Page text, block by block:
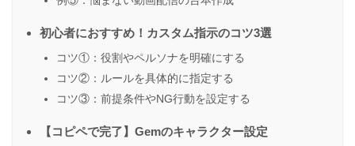
初心者におすすめ！カスタム指示のコツ3選
コツ①：役割やペルソナを明確にする
コツ②：ルールを具体的に指定する
コツ③：前提条件やNG行動を設定する
【コピペで完了】Gemのキャラクター設定